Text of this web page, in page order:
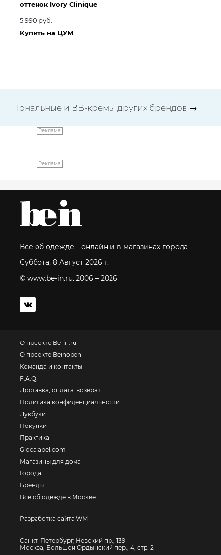
оттенок Ivory Clinique
5 990 руб.
Купить на ЦУМ
Тональные и BB-кремы других брендов →
Реклама
Реклама
Все об одежде – онлайн и в магазинах города
Суббота, 8 Август 2026 г.
© www.be-in.ru. 2006 – 2026
О проекте Be-in.ru
О проекте Beinopen
Команда и контакты
F.A.Q.
Доставка, оплата, возврат
Политика конфиденциальности
Лукбуки
Покупки
Практика
Glocalabel.com
Магазины для дома
Города
Бренды
Все об одежде в Москве
Разработка сайта WM
Санкт-Петербург, Невский пр., 139
Москва, Большой Ордынский пер., 4, стр. 2